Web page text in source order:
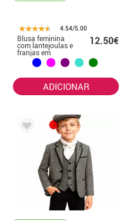
4.54/5.00
Blusa feminina
com lantejoulas e
franjas em
diversas cores.
12.50€
ADICIONAR